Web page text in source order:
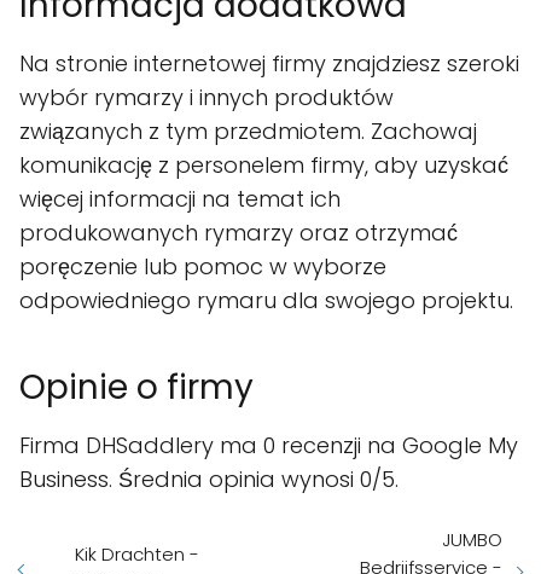
Na stronie internetowej firmy znajdziesz szeroki
wybór rymarzy i innych produktów
związanych z tym przedmiotem. Zachowaj
komunikację z personelem firmy, aby uzyskać
więcej informacji na temat ich
produkowanych rymarzy oraz otrzymać
poręczenie lub pomoc w wyborze
odpowiedniego rymaru dla swojego projektu.
Opinie o firmy
Firma DHSaddlery ma 0 recenzji na Google My
Business. Średnia opinia wynosi 0/5.
Kik Drachten -
JUMBO
Bedrijfsservice -